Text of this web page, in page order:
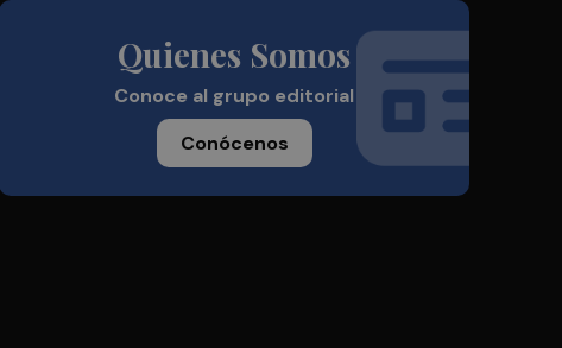
Quienes Somos
Conoce al grupo editorial
Conócenos